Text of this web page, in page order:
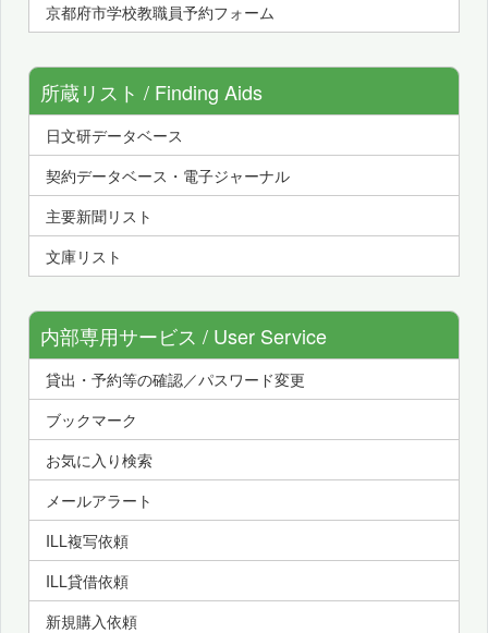
京都府市学校教職員予約フォーム
所蔵リスト / Finding Aids
日文研データベース
契約データベース・電子ジャーナル
主要新聞リスト
文庫リスト
内部専用サービス / User Service
貸出・予約等の確認／パスワード変更
ブックマーク
お気に入り検索
メールアラート
ILL複写依頼
ILL貸借依頼
新規購入依頼